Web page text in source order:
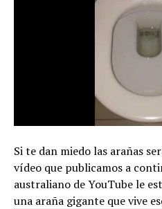
Si te dan miedo las arañas
vídeo que publicamos a
australiano de YouTube le
una araña gigante que vive